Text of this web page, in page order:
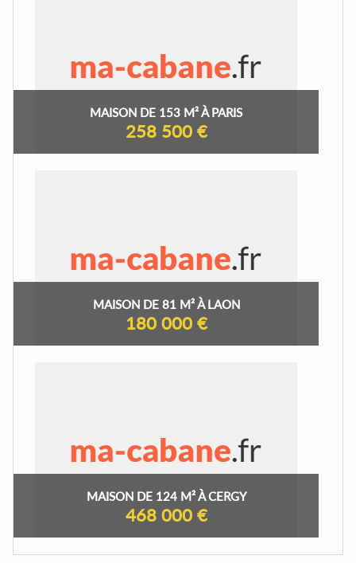
MAISON DE 153 M² À PARIS
258 500 €
MAISON DE 81 M² À LAON
180 000 €
MAISON DE 124 M² À CERGY
468 000 €